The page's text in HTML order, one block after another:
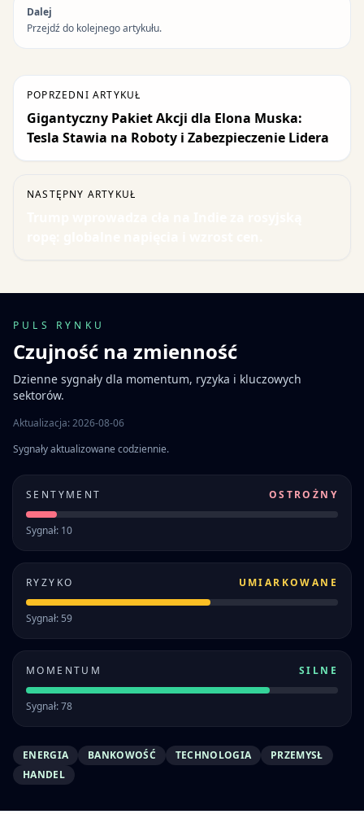
Dalej
Przejdź do kolejnego artykułu.
POPRZEDNI ARTYKUŁ
Gigantyczny Pakiet Akcji dla Elona Muska:
Tesla Stawia na Roboty i Zabezpieczenie Lidera
NASTĘPNY ARTYKUŁ
PULS RYNKU
Czujność na zmienność
Dzienne sygnały dla momentum, ryzyka i kluczowych
sektorów.
Aktualizacja: 2026-08-06
Sygnały aktualizowane codziennie.
SENTYMENT OSTROŻNY
Sygnał: 10
RYZYKO UMIARKOWANE
Sygnał: 59
MOMENTUM SILNE
Sygnał: 78
ENERGIA BANKOWOŚĆ TECHNOLOGIA
PRZEMYSŁ
HANDEL